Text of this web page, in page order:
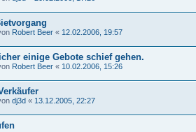
Robert Beer « 12.02.2006, 19:57
einige Gebote schief gehen.
Robert Beer « 10.02.2006, 15:26
dj3d « 13.12.2005, 22:27